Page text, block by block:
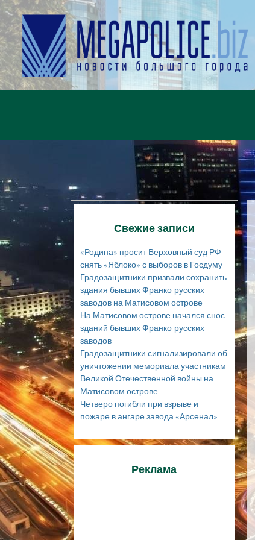
Свежие записи
«Родина» просит Верховный суд РФ
снять «Яблоко» с выборов в Госдуму
Градозащитники призвали сохранить
здания бывших Франко-русских
заводов на Матисовом острове
На Матисовом острове начался снос
зданий бывших Франко-русских
заводов
Градозащитники сигнализировали об
уничтожении мемориала участникам
Великой Отечественной войны на
Матисовом острове
Четверо погибли при взрыве и
пожаре в ангаре завода «Арсенал»
Реклама